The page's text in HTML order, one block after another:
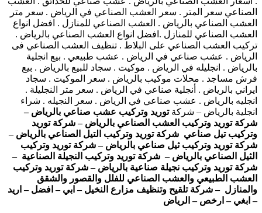
الصناعي سعر المتر . سعر العشب الصناعي في الرياض . سعر متر
العشب الصناعي بالرياض . العشب الصناعي للمنازل . افضل انواع
العشب الصناعي للمنازل .افضل انواع العشب الصناعي بالرياض .
تركيب العشب الصناعي على البلاط . تنظيف العشب الصناعي فى
الرياض . عشب صناعي في الرياض . عشب طبيعي . بيع انجلية
بالرياض . انجليله في الرياض . موكيت . سجاد للبيع بالرياض . بيع
فرش مساجد . محلات موكيب بالرياض . سعر الموكيت . سجاد
ايراني بالرياض . أنجلية صناعي في الرياض . سعر متر النجليلة .
انجليه بالرياض . عشب صناعي في الرياض . سعر النجيله . شراء
انجلية بالرياض – شركةتوريد وتركيب عشب صناعي بالرياض –
شركة توريد وتركيب العشب الصناعي بالرياض – شركة توريد
وتركيب تيل صناعي شركة توريد وتركيب التيل الصناعي بالرياض –
شركة توريد وتركيب ثيل صناعي بالرياض – شركة توريد وتركيب
الثيل الصناعي بالرياض – شركة توريد وتركيب النجيلة الصناعية –
شركة توريد وتركيب نجيلة صناعية بالرياض – شركة توريد وتركيب
العشب الطبيعي والعشب الصناعي للفلل والقصور والشقق
والمنازل – شركة تلقيح وتنظيف مزارع النخيل – ابي – افضل – اريد
– ابغي – ارخص – الرياض